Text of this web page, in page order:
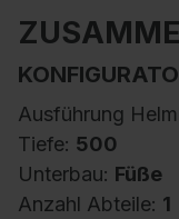
Ausführung
Tiefe: 500
Unterbau: Füße
Anzahl Abteile: 1